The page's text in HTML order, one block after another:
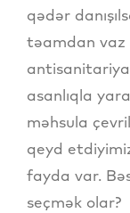
qədər
təamdan vaz
asanlıqla
məhsula
qeyd
fayda var.
seçmək olar?